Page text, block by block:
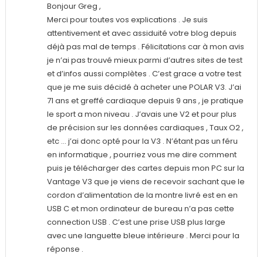
Bonjour Greg ,
Merci pour toutes vos explications . Je suis
attentivement et avec assiduité votre blog depuis
déjà pas mal de temps . Félicitations car à mon avis
je n’ai pas trouvé mieux parmi d’autres sites de test
et d’infos aussi complètes . C’est grace a votre test
que je me suis décidé à acheter une POLAR V3. J’ai
71 ans et greffé cardiaque depuis 9 ans , je pratique
le sport a mon niveau . J’avais une V2 et pour plus
de précision sur les données cardiaques , Taux O2 ,
etc … j’ai donc opté pour la V3 . N’étant pas un féru
en informatique , pourriez vous me dire comment
puis je télécharger des cartes depuis mon PC sur la
Vantage V3 que je viens de recevoir sachant que le
cordon d’alimentation de la montre livré est en en
USB C et mon ordinateur de bureau n’a pas cette
connection USB . C’est une prise USB plus large
avec une languette bleue intérieure . Merci pour la
réponse .